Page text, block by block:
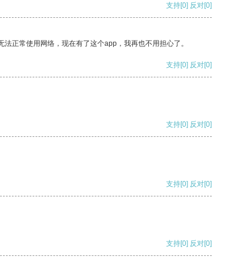
支持[0] 反对[0]
正常使用网络，现在有了这个app，我再也不用担心了。
支持[0] 反对[0]
支持[0] 反对[0]
支持[0] 反对[0]
支持[0] 反对[0]